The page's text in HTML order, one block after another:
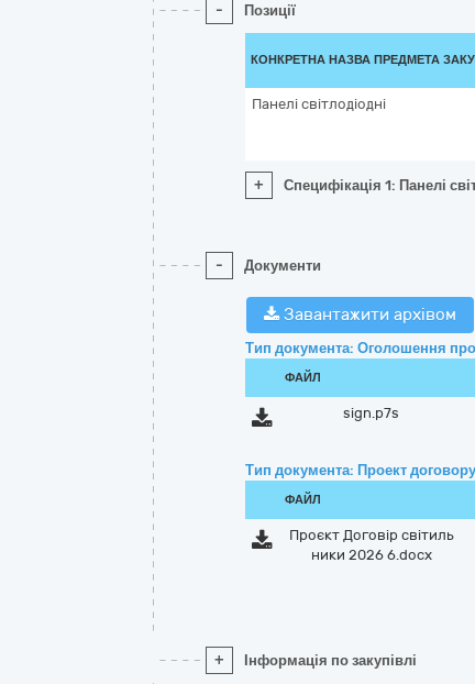
- Позиції
КОНКРЕТНА НАЗВА ПРЕДМЕТА
Панелі світлодіодні
+ Специфікація 1: Панелі
- Документи
Завантажити архівом
Тип документа: Оголошення про
ФАЙЛ
sign.p7s
Тип документа: Проект договору
ФАЙЛ
Проєкт Договір світиль
ники 2026 6.docx
+ Інформація по закупівлі